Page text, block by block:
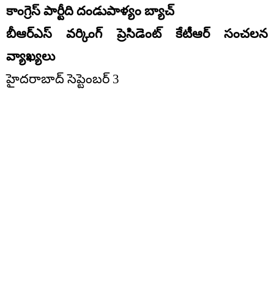
కాంగ్రెస్ పార్టీది దండుపాళ్యం బ్యాచ్
బీఆర్ఎస్ వ‌ర్కింగ్ ప్రెసిడెంట్ కేటీఆర్ సంచల‌న
వ్యాఖ్య‌లు
హైద‌రాబాద్ సెప్టెంబర్ 3